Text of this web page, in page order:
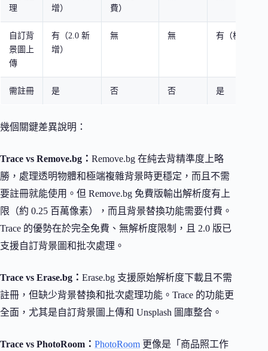
理
增）
費）
自訂背
景圖上
傳
有（2.0 新
增）
無 無 有（模板）
需註冊 是 否 否 是
幾個關鍵差異說明：
Trace vs Remove.bg： Remove.bg 在純去背精準度上略
勝，處理透明物體和極端複雜背景時更穩定，而且不需
要註冊就能使用。但 Remove.bg 免費版輸出解析度有上
限（約 0.25 百萬像素），而且背景替換功能需要付費。
Trace 的優勢在於完全免費、無解析度限制，且 2.0 版已
支援自訂背景圖和批次處理。
Trace vs Erase.bg： Erase.bg 支援原始解析度下載且不需
註冊，但缺少背景替換和批次處理功能。Trace 的功能更
全面，尤其是自訂背景圖上傳和 Unsplash 圖庫整合。
Trace vs PhotoRoom： PhotoRoom 更像是「商品照工作